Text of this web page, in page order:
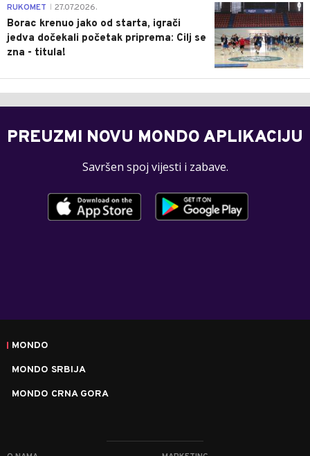
0
RUKOMET 27.07.2026.
Borac krenuo jako od starta, igrači
jedva dočekali početak priprema: Cilj se
zna - titula!
PREUZMI NOVU MONDO APLIKACIJU
Savršen spoj vijesti i zabave.
MONDO
MONDO SRBIJA
MONDO CRNA GORA